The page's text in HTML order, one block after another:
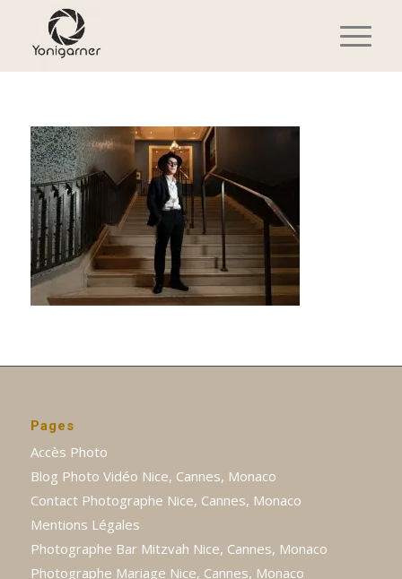
Pages
Accès Photo
Blog Photo Vidéo Nice, Cannes, Monaco
Contact Photographe Nice, Cannes, Monaco
Mentions Légales
Photographe Bar Mitzvah Nice, Cannes, Monaco
Photographe Mariage Nice, Cannes, Monaco